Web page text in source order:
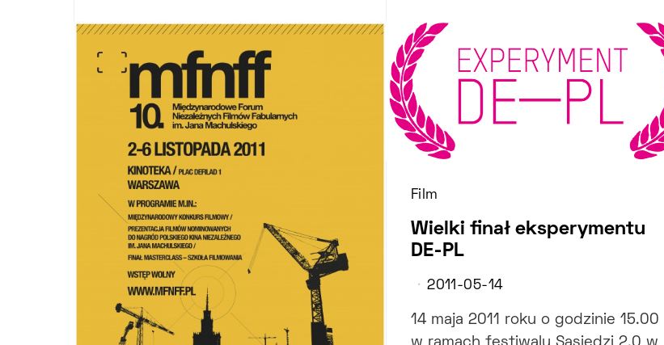
Film
Wielki finał eksperymentu
DE-PL
2011-05-14
14 maja 2011 roku o godzinie 15.00